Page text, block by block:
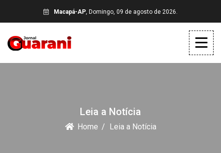
Macapá-AP, Domingo, 09 de agosto de 2026.
Leia a Notícia
Home Leia a Notícia